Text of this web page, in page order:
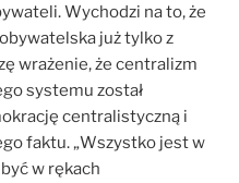
Wychodzi na to, że
już tylko z
wrażenie, że centralizm
systemu został
centralistyczną i
faktu. „Wszystko jest w
w rękach